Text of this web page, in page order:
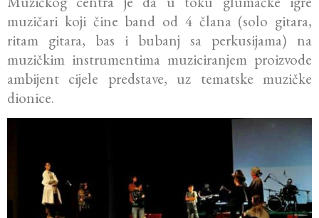
muzičari koji čine band od 4 člana (solo gitara,
ritam gitara, bas i bubanj sa perkusijama) na
muzičkim instrumentima muziciranjem proizvode
ambijent cijele predstave, uz tematske muzičke
dionice.